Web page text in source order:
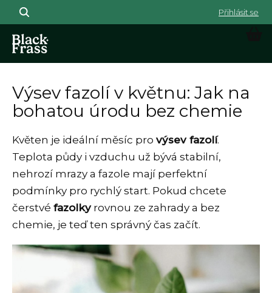
Přejít na obsah
Výsev fazolí v květnu: Jak na
bohatou úrodu bez chemie
Květen je ideální měsíc pro výsev fazolí.
Teplota půdy i vzduchu už bývá stabilní,
nehrozí mrazy a fazole mají perfektní
podmínky pro rychlý start. Pokud chcete
čerstvé fazolkyrovnou ze zahrady a bez
chemie, je teď ten správný čas začít.